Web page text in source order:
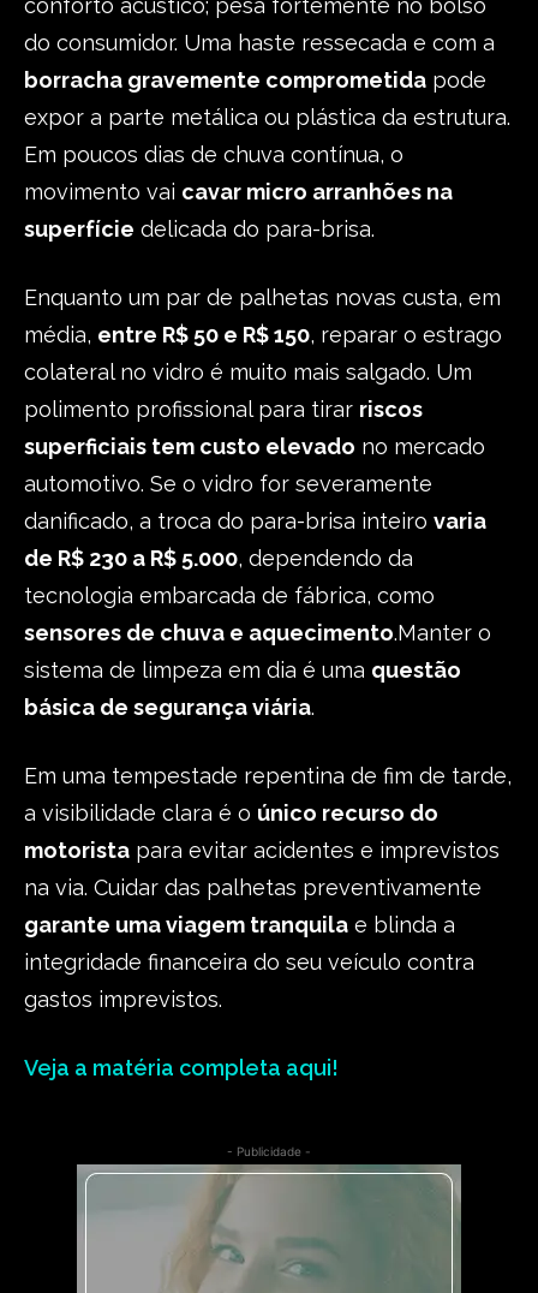
conforto acústico; pesa fortemente no bolso
do consumidor. Uma haste ressecada e com a
borracha gravemente comprometida pode
expor a parte metálica ou plástica da estrutura.
Em poucos dias de chuva contínua, o
movimento vai cavar micro arranhões na
superfície delicada do para-brisa.
Enquanto um par de palhetas novas custa, em
média, entre R$ 50 e R$ 150, reparar o estrago
colateral no vidro é muito mais salgado. Um
polimento profissional para tirar riscos
superficiais tem custo elevado no mercado
automotivo. Se o vidro for severamente
danificado, a troca do para-brisa inteiro varia
de R$ 230 a R$ 5.000, dependendo da
tecnologia embarcada de fábrica, como
sensores de chuva e aquecimento.Manter o
sistema de limpeza em dia é uma questão
básica de segurança viária.
Em uma tempestade repentina de fim de tarde,
a visibilidade clara é o único recurso do
motorista para evitar acidentes e imprevistos
na via. Cuidar das palhetas preventivamente
garante uma viagem tranquila e blinda a
integridade financeira do seu veículo contra
gastos imprevistos.
Veja a matéria completa aqui!
- Publicidade -